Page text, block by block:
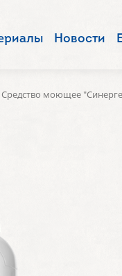
Новости
Средство моющее